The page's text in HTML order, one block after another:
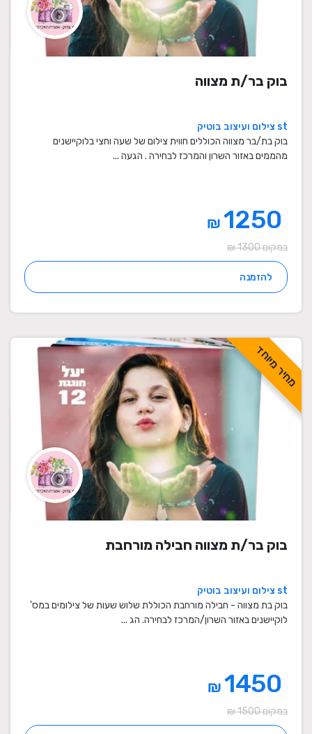
בוק בר/ת מצווה
st צילום ועיצוב בוטיק
בוק בת/בר מצווה הכוללים חווית צילום של שעה וחצי בלוקיישנים
מהממים באזור השרון והמרכז לבחירה . הגעה ...
₪
במקום 1300 ₪
להזמנה
מחיר מיוחד
בוק בר/ת מצווה חבילה מורחבת
st צילום ועיצוב בוטיק
בוק בת מצווה - חבילה מורחבת הכוללת שלוש שעות של צילומים במס'
לוקיישנים באזור השרון/המרכז לבחירה. הג ...
₪
במקום 1500 ₪